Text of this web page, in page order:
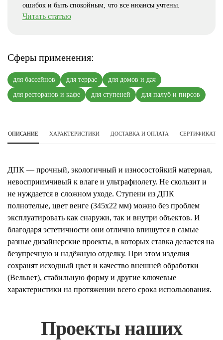
ошибок и быть спокойным, что все нюансы учтены.
Читать статью
Сферы применения:
для бассейнов для террас
для домов и дач
для ресторанов и кафе
для ступеней для палуб и пирсов
ОПИСАНИЕ ХАРАКТЕРИСТИКИ ДОСТАВКА И ОПЛАТА СЕРТИФИКАТЫ
ДПК — прочный, экологичный и износостойкий материал,
невосприимчивый к влаге и ультрафиолету. Не скользит и
не нуждается в сложном уходе. Ступени из ДПК
полнотелые, цвет венге (345х22 мм) можно без проблем
эксплуатировать как снаружи, так и внутри объектов. И
благодаря эстетичности они отлично впишутся в самые
разные дизайнерские проекты, в которых ставка делается на
безупречную и надёжную отделку. При этом изделия
сохранят исходный цвет и качество внешней обработки
(Вельвет), стабильную форму и другие ключевые
характеристики на протяжении всего срока использования.
Проекты наших